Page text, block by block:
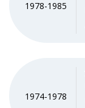
1978-1985
1974-1978